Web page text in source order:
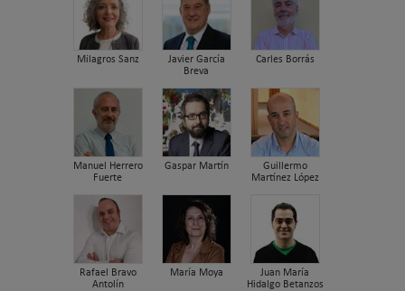
Milagros Sanz
Javier García
Breva
Carles Borrás
Manuel Herrero
Fuerte
Gaspar Martín
Guillermo
Martínez López
Rafael Bravo
Antolín
María Moya
Juan María
Hidalgo Betanzos